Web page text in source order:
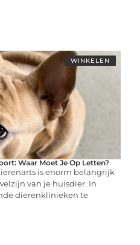
WINKELEN
Waar Moet Je Op Letten?
is enorm belangrijk
van je huisdier. In
dierenklinieken te